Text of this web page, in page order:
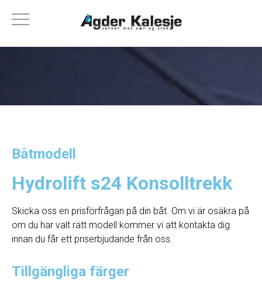
Båtmodell
Hydrolift s24 Konsolltrekk
Skicka oss en prisförfrågan på din båt. Om vi ​​är osäkra på
om du har valt rätt modell kommer vi att kontakta dig
innan du får ett priserbjudande från oss.
Tillgängliga färger